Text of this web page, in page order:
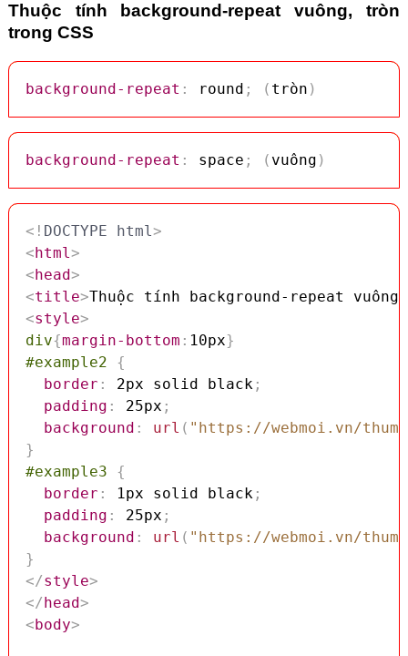
Thuộc tính background-repeat vuông, tròn
trong CSS
background-repeat : round ; ( tròn )
background-repeat : space ; ( vuông )
<! DOCTYPE html>
<html>
<head>
<title>Thuộc tính background-repeat
<style>
div{margin-bottom : 10px}
#example2
{
border : 2px solid black;
padding : 25px ;
background : url ( "https://webmoi.vn/
}
#example3
{
border : 1px solid black;
padding : 25px ;
background : url ( "https://webmoi.vn/
}
</style>
</head>
<body>